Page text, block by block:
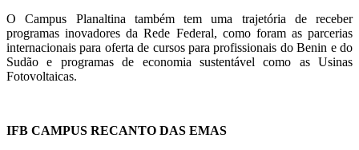
O Campus Planaltina também tem uma trajetória de receber
programas inovadores da Rede Federal, como foram as parcerias
internacionais para oferta de cursos para profissionais do Benin e do
Sudão e programas de economia sustentável como as Usinas
Fotovoltaicas.
IFB CAMPUS RECANTO DAS EMAS